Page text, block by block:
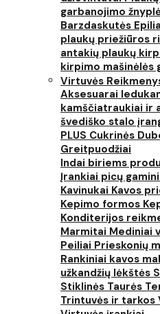
garbanojimo
Barzdaskutės
plaukų priežiūros
antakių plaukų
kirpimo mašinėlės
Virtuvės
Aksesuarai
kamščiatraukiai ir
švediško stalo
PLUS Cukrinės
Greitpuodžiai
Indai biriems
Įrankiai picų
Kavinukai Kavos
Kepimo formos
Konditerijos
Marmitai Mediniai
Peiliai Prieskonių
Rankiniai kavos
užkandžių lėkštės
Stiklinės Taurės
Trintuvės ir tarkos